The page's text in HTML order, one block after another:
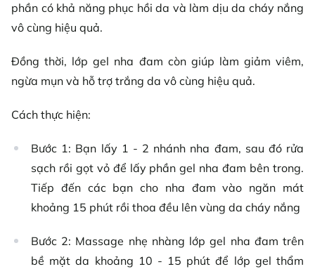
phần có khả năng phục hồi da và làm dịu da cháy nắng
vô cùng hiệu quả.
Đồng thời, lớp gel nha đam còn giúp làm giảm viêm,
ngừa mụn và hỗ trợ trắng da vô cùng hiệu quả.
Cách thực hiện:
Bước 1: Bạn lấy 1 - 2 nhánh nha đam, sau đó rửa
sạch rồi gọt vỏ để lấy phần gel nha đam bên trong.
Tiếp đến các bạn cho nha đam vào ngăn mát
khoảng 15 phút rồi thoa đều lên vùng da cháy nắng
Bước 2: Massage nhẹ nhàng lớp gel nha đam trên
bề mặt da khoảng 10 - 15 phút để lớp gel thẩm